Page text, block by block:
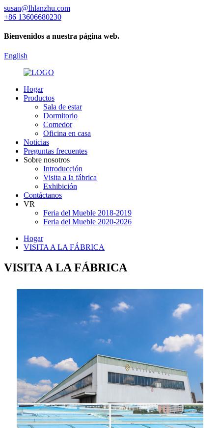
susan@lhlanzhu.com
+86 13606680230
Bienvenidos a nuestra página web.
English
Hogar
Productos
Sala de estar
Dormitorio
Comedor
Oficina en casa
Noticias
Preguntas frecuentes
Sobre nosotros
Introducción
Visita a la fábrica
Exhibición
Contáctanos
VR
Feria del Mueble 2018-2019
Feria del Mueble 2020-2026
Hogar
VISITA A LA FÁBRICA
VISITA A LA FÁBRICA